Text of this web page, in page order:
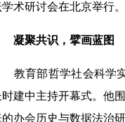
术研讨会在北京举行。
凝聚共识，擘画蓝图
育部哲学社会科学实
时建中主持开幕式。他
办会历史与数据法治